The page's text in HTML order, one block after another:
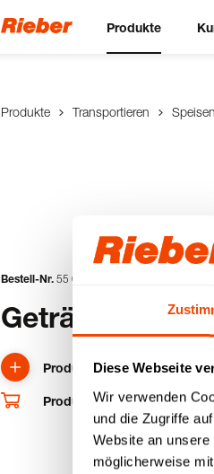
Diese Webseite
Wir verwenden
und die Zugriffe
Website an
möglicherweise
Produkte
Produkte Transportieren
Bestell-Nr. 55 01
Produkt anfragen
Produkt und Ersatzteile im